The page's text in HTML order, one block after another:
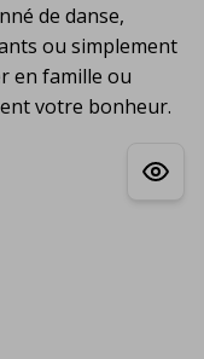
de danse,
ou simplement
en famille ou
votre bonheur.